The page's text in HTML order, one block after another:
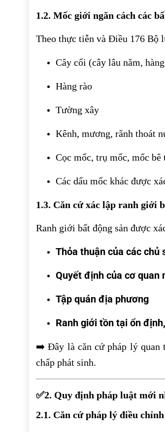
1.2. Mốc giới ngăn cách các
Theo thực tiễn và Điều 176 Bộ
Cây cối (cây lâu năm,
Hàng rào
Tường xây
Kênh, mương, rãnh thoát
Cọc mốc, trụ mốc, mốc bê
Các dấu mốc khác được
1.3. Căn cứ xác lập ranh giới
Ranh giới bất động sản được
Thỏa thuận của các chủ
Quyết định của cơ quan
Tập quán địa phương
Ranh giới tồn tại ổn
➡️ Đây là căn cứ pháp lý quan
chấp phát sinh.
✅2. Quy định pháp luật mới
2.1. Căn cứ pháp lý điều chỉnh